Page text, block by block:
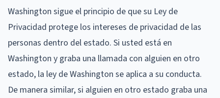
Washington sigue el principio de que su Ley de
Privacidad protege los intereses de privacidad de las
personas dentro del estado. Si usted está en
Washington y graba una llamada con alguien en otro
estado, la ley de Washington se aplica a su conducta.
De manera similar, si alguien en otro estado graba una